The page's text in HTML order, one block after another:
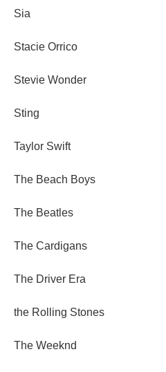
Sia
Stacie Orrico
Stevie Wonder
Sting
Taylor Swift
The Beach Boys
The Beatles
The Cardigans
The Driver Era
the Rolling Stones
The Weeknd